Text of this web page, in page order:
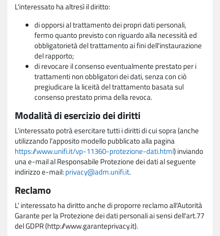
L'interessato ha altresì il diritto:
di opporsi al trattamento dei propri dati personali,
fermo quanto previsto con riguardo alla necessità ed
obbligatorietà del trattamento ai fini dell'instaurazione
del rapporto;
di revocare il consenso eventualmente prestato per i
trattamenti non obbligatori dei dati, senza con ciò
pregiudicare la liceità del trattamento basata sul
consenso prestato prima della revoca.
Modalità di esercizio dei diritti
L'interessato potrà esercitare tutti i diritti di cui sopra (anche
utilizzando l'apposito modello pubblicato alla pagina
https://www.unifi.it/vp-11360-protezione-dati.html) inviando
una e-mail al Responsabile Protezione dei dati al seguente
indirizzo e-mail:privacy@adm.unifi.it.
Reclamo
L' interessato ha diritto anche di proporre reclamo all'Autorità
Garante per la Protezione dei dati personali ai sensi dell'art.77
del GDPR (http://www.garanteprivacy.it).